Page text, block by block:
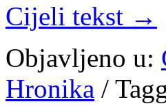
Cijeli tekst →
Objavljeno u:
Hronika /